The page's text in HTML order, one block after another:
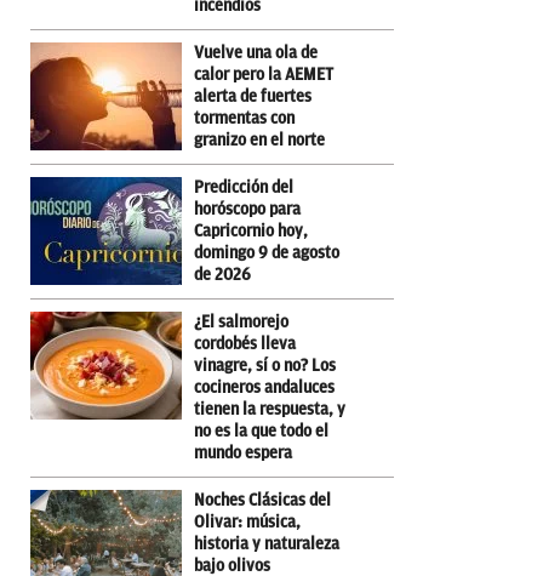
incendios
Vuelve una ola de
calor pero la AEMET
alerta de fuertes
tormentas con
granizo en el norte
Predicción del
horóscopo para
Capricornio hoy,
domingo 9 de agosto
de 2026
¿El salmorejo
cordobés lleva
vinagre, sí o no? Los
cocineros andaluces
tienen la respuesta, y
no es la que todo el
mundo espera
Noches Clásicas del
Olivar: música,
historia y naturaleza
bajo olivos